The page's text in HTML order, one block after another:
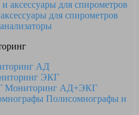
для спирометров
АД
ЭКГ
Мониторинг АД+ЭКГ
Полисомнографы и